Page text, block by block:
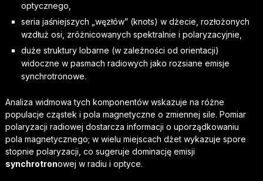
optycznego,
seria jaśniejszych „węzłów” (knots) w dżecie, rozłożonych
wzdłuż osi, zróżnicowanych spektralnie i polaryzacyjnie,
duże struktury lobarne (w zależności od orientacji)
widoczne w pasmach radiowych jako rozsiane emisje
synchrotronowe.
Analiza widmowa tych komponentów wskazuje na różne
populacje cząstek i pola magnetyczne o zmiennej sile. Pomiar
polaryzacji radiowej dostarcza informacji o uporządkowaniu
pola magnetycznego; w wielu miejscach dżet wykazuje spore
stopnie polaryzacji, co sugeruje dominację emisji
synchrotronowej w radiu i optyce.